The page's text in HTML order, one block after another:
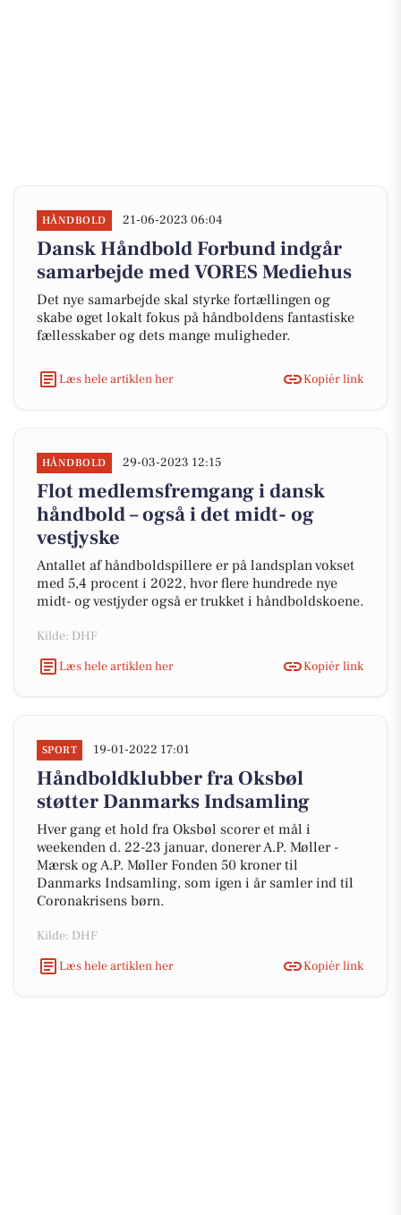
HÅNDBOLD 21-06-2023 06:04
Dansk Håndbold Forbund indgår
samarbejde med VORES Mediehus
Det nye samarbejde skal styrke fortællingen og
skabe øget lokalt fokus på håndboldens fantastiske
fællesskaber og dets mange muligheder.
Læs hele artiklen her Kopiér link
HÅNDBOLD 29-03-2023 12:15
Flot medlemsfremgang i dansk
håndbold – også i det midt- og
vestjyske
Antallet af håndboldspillere er på landsplan vokset
med 5,4 procent i 2022, hvor flere hundrede nye
midt- og vestjyder også er trukket i håndboldskoene.
Kilde: DHF
Læs hele artiklen her
Kopiér link
SPORT 19-01-2022 17:01
Håndboldklubber fra Oksbøl
støtter Danmarks Indsamling
Hver gang et hold fra Oksbøl scorer et mål i
weekenden d. 22-23 januar, donerer A.P. Møller -
Mærsk og A.P. Møller Fonden 50 kroner til
Danmarks Indsamling, som igen i år samler ind til
Coronakrisens børn.
Kilde: DHF
Læs hele artiklen her
Kopiér link